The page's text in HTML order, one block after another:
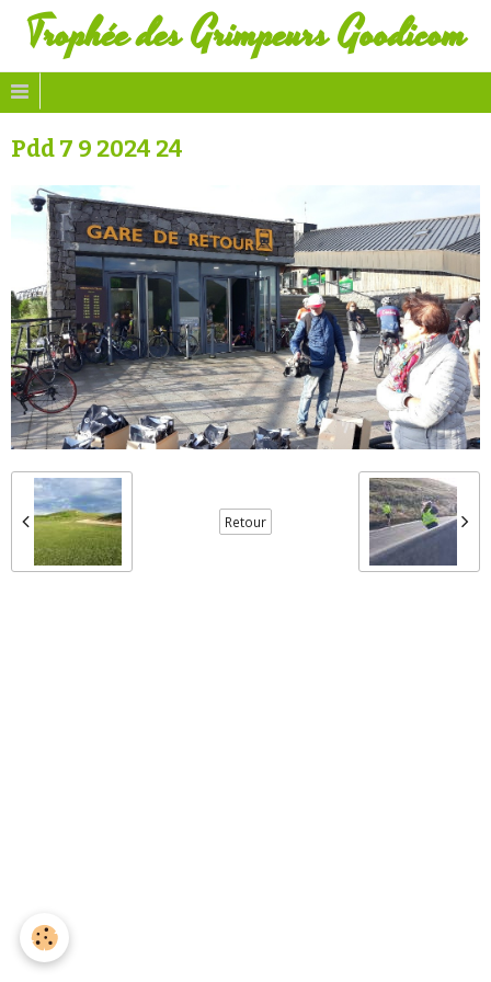
Trophée des Grimpeurs Goodicom
Pdd 7 9 2024 24
Retour